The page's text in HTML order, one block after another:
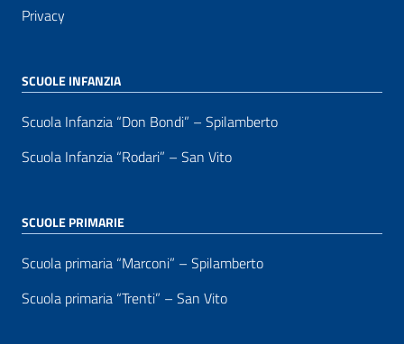
Privacy
SCUOLE INFANZIA
Scuola Infanzia “Don Bondi” – Spilamberto
Scuola Infanzia “Rodari” – San Vito
SCUOLE PRIMARIE
Scuola primaria “Marconi” – Spilamberto
Scuola primaria “Trenti” – San Vito